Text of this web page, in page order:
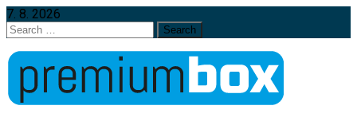
7. 8. 2026
Search
for: